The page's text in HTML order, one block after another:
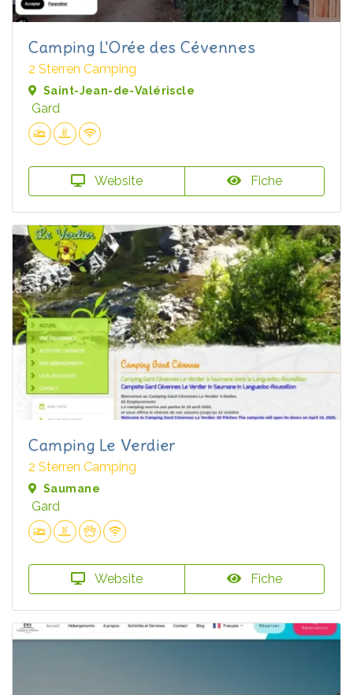
Camping L'Orée des Cévennes
2 Sterren Camping
Saint-Jean-de-Valériscle
Gard
Website Fiche
Camping Le Verdier
2 Sterren Camping
Saumane
Gard
Website Fiche